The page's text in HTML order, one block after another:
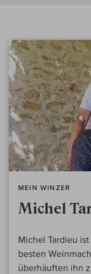
MEIN WINZER
Michel
Michel Tardieu
besten
überhäuften ihn